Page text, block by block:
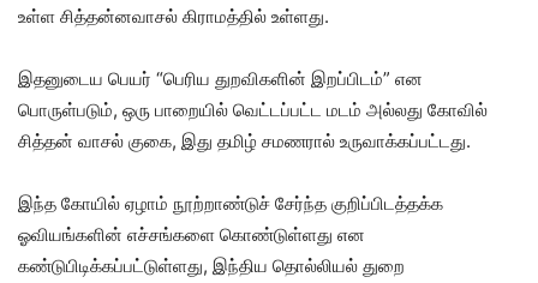
உள்ள சித்தன்னவாசல் கிராமத்தில் உள்ளது.
இதனுடைய பெயர் “பெரிய துறவிகளின் இறப்பிடம்” என
பொருள்படும், ஒரு பாறையில் வெட்டப்பட்ட மடம் அல்லது கோவில்
சித்தன் வாசல் குகை, இது தமிழ் சமணரால் உருவாக்கப்பட்டது.
இந்த கோயில் ஏழாம் நூற்றாண்டுச் சேர்ந்த குறிப்பிடத்தக்க
ஓவியங்களின் எச்சங்களை கொண்டுள்ளது என
கண்டுபிடிக்கப்பட்டுள்ளது, இந்திய தொல்லியல் துறை